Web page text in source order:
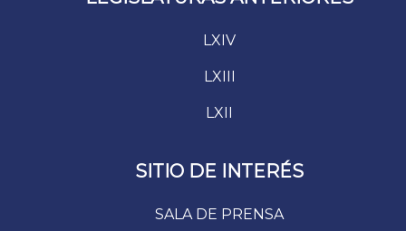
LXIV
LXIII
LXII
SITIO DE INTERÉS
SALA DE PRENSA